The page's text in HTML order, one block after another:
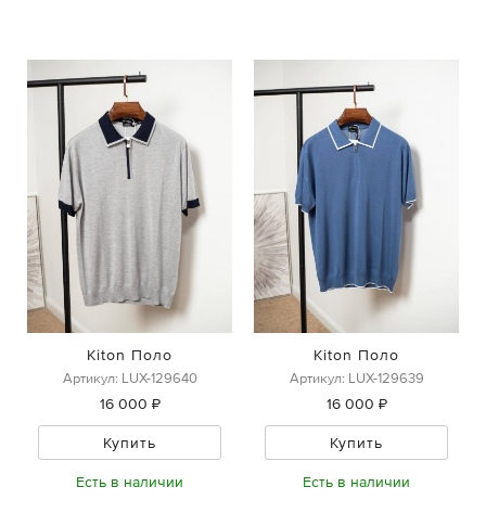
Kiton Поло
Артикул: LUX-129640
16 000 ₽
Купить
Есть в наличии
Kiton Поло
Артикул: LUX-129639
16 000 ₽
Купить
Есть в наличии